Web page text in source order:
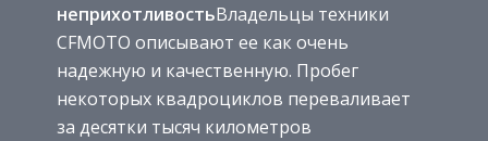
неприхотливостьВладельцы техники
CFMOTO описывают ее как очень
надежную и качественную. Пробег
некоторых квадроциклов переваливает
за десятки тысяч километров